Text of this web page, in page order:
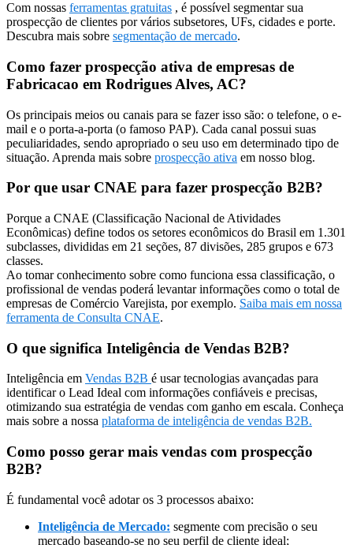
Com nossas ferramentas gratuitas , é possível segmentar sua
prospecção de clientes por vários subsetores, UFs, cidades e porte.
Descubra mais sobre segmentação de mercado.
Como fazer prospecção ativa de empresas de
Fabricacao em Rodrigues Alves, AC?
Os principais meios ou canais para se fazer isso são: o telefone, o e-
mail e o porta-a-porta (o famoso PAP). Cada canal possui suas
peculiaridades, sendo apropriado o seu uso em determinado tipo de
situação. Aprenda mais sobre prospecção ativa em nosso blog.
Por que usar CNAE para fazer prospecção B2B?
Porque a CNAE (Classificação Nacional de Atividades
Econômicas) define todos os setores econômicos do Brasil em 1.301
subclasses, divididas em 21 seções, 87 divisões, 285 grupos e 673
classes.
Ao tomar conhecimento sobre como funciona essa classificação, o
profissional de vendas poderá levantar informações como o total de
empresas de Comércio Varejista, por exemplo. Saiba mais em nossa
ferramenta de Consulta CNAE.
O que significa Inteligência de Vendas B2B?
Inteligência em Vendas B2B é usar tecnologias avançadas para
identificar o Lead Ideal com informações confiáveis e precisas,
otimizando sua estratégia de vendas com ganho em escala. Conheça
mais sobre a nossa plataforma de inteligência de vendas B2B.
Como posso gerar mais vendas com prospecção
B2B?
É fundamental você adotar os 3 processos abaixo:
Inteligência de Mercado: segmente com precisão o seu
mercado baseando-se no seu perfil de cliente ideal;